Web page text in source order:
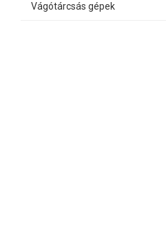
Vágótárcsás gépek